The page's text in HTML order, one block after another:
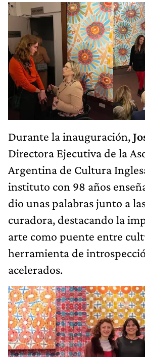
Durante la inauguración,
Directora Ejecutiva de la
Argentina de Cultura
instituto con 98 años
dio unas palabras junto a
curadora, destacando la
arte como puente entre
herramienta de
acelerados.